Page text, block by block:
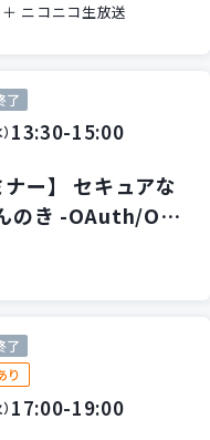
ニコニコ生放送
了
13:30-15:00
ナー】 セキュアな
のき -OAuth/OID
ティ強化の方法-
了
り
17:00-19:00